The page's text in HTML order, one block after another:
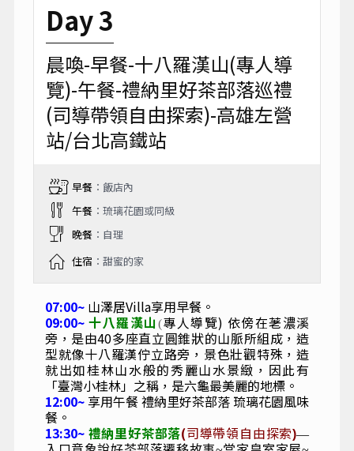
Day 3
晨喚-早餐-十八羅漢山(專人導
覽)-午餐-禮納里好茶部落巡禮
(司導帶領自由探索)-高雄左營
站/台北高鐵站
早餐：飯店內
午餐：琉璃花園或同級
晚餐：自理
住宿 ：甜蜜的家
07:00~ 山澤居Villa享用早餐。
09:00~十八羅漢山 (專人導覽) 依傍在荖濃溪
旁，是由40多座直立圓錐狀的山脈所組成，造
型就像十八羅漢佇立路旁，景色壯觀特殊，造
就出如桂林山水般的秀麗山水景緻，因此有
「臺灣小桂林」之稱，是六龜最美麗的地標。
12:00~享用午餐 禮納里好茶部落 琉璃花園風味
餐。
13:30~ 禮納里好茶部落(司導帶領自由探索)—